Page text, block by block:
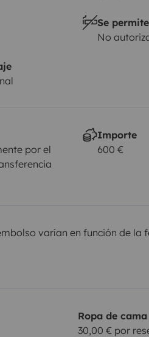
Se
No
por el
Importe
600 €
varían en función de la
Ropa de cama
30,00 € por